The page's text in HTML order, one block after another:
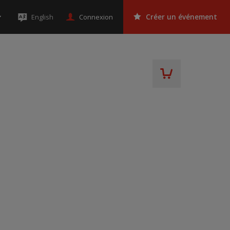
English Connexion Créer un événement